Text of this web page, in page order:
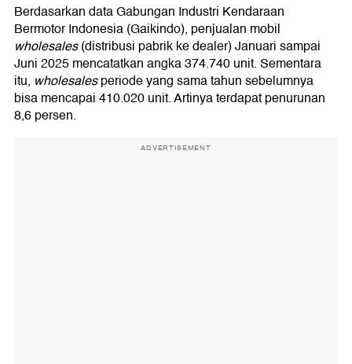
Berdasarkan data Gabungan Industri Kendaraan
Bermotor Indonesia (Gaikindo), penjualan mobil
wholesales(distribusi pabrik ke dealer) Januari sampai
Juni 2025 mencatatkan angka 374.740 unit. Sementara
itu, wholesalesperiode yang sama tahun sebelumnya
bisa mencapai 410.020 unit. Artinya terdapat penurunan
8,6 persen.
ADVERTISEMENT